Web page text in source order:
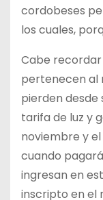
cordobeses
los cuales,
Cabe recordar
pertenecen al
pierden desde
tarifa de luz y
noviembre y
cuando
ingresan en
inscripto en el